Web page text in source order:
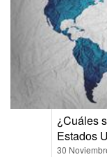
¿Cuáles
Estados
30